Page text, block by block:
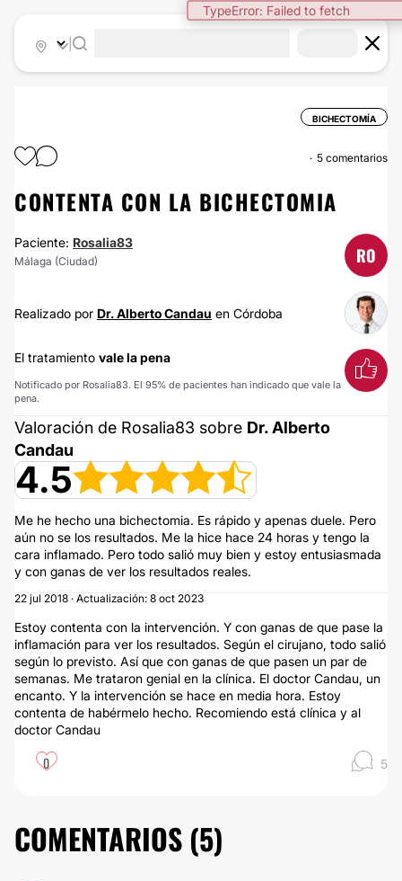
TypeError: Failed to fetch
BICHECTOMÍA
5 comentarios
CONTENTA CON LA BICHECTOMIA
Paciente: Rosalia83
Málaga (Ciudad) RO
Realizado por Dr. Alberto Candau en Córdoba
El tratamiento vale la pena
Notificado por Rosalia83. El 95% de pacientes han indicado que vale la
pena.
Valoración de Rosalia83 sobre Dr. Alberto
Candau
4.5
Me he hecho una bichectomia. Es rápido y apenas duele. Pero
aún no se los resultados. Me la hice hace 24 horas y tengo la
cara inflamado. Pero todo salió muy bien y estoy entusiasmada
y con ganas de ver los resultados reales.
22 jul 2018 · Actualización: 8 oct 2023
Estoy contenta con la intervención. Y con ganas de que pase la
inflamación para ver los resultados. Según el cirujano, todo salió
según lo previsto. Así que con ganas de que pasen un par de
semanas. Me trataron genial en la clínica. El doctor Candau, un
encanto. Y la intervención se hace en media hora. Estoy
contenta de habérmelo hecho. Recomiendo está clínica y al
doctor Candau
0 5
COMENTARIOS (5)